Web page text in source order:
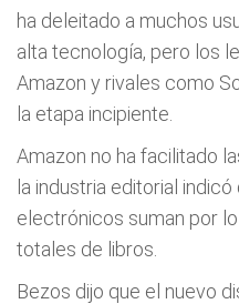
ha deleitado a muchos
alta tecnología, pero los
Amazon y rivales como
la etapa incipiente.
Amazon no ha facilitado
la industria editorial
electrónicos suman por
totales de libros.
Bezos dijo que el nuevo